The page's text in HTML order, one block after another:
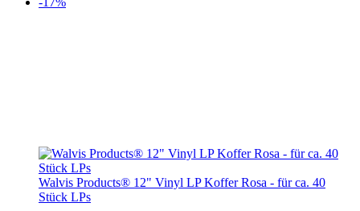
Walvis Products® 12" Vinyl LP Koffer Rosa - für ca. 40
Stück LPs